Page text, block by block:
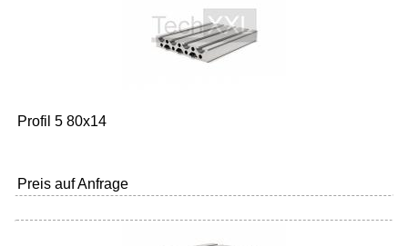
Profil 5 80x14
Preis auf Anfrage